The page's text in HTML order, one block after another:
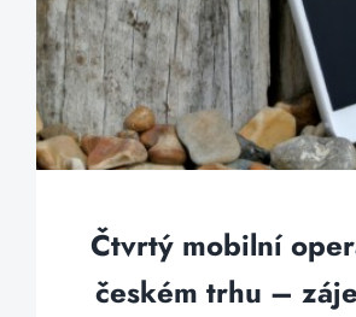
Čtvrtý mobilní
českém trhu –